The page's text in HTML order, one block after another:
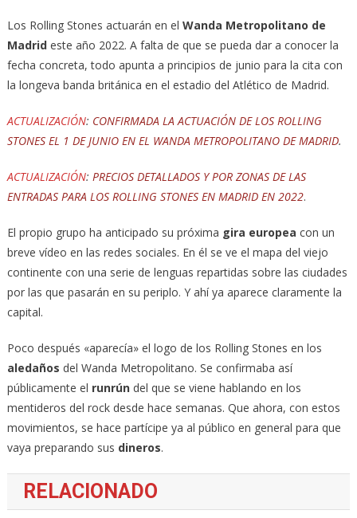
Los Rolling Stones actuarán en el Wanda Metropolitano de
Madrid este año 2022. A falta de que se pueda dar a conocer la
fecha concreta, todo apunta a principios de junio para la cita con
la longeva banda británica en el estadio del Atlético de Madrid.
ACTUALIZACIÓN: CONFIRMADA LA ACTUACIÓN DE LOS ROLLING
STONES EL 1 DE JUNIO EN EL WANDA METROPOLITANO DE MADRID.
ACTUALIZACIÓN: PRECIOS DETALLADOS Y POR ZONAS DE LAS
ENTRADAS PARA LOS ROLLING STONES EN MADRID EN 2022.
El propio grupo ha anticipado su próxima gira europea con un
breve vídeo en las redes sociales. En él se ve el mapa del viejo
continente con una serie de lenguas repartidas sobre las ciudades
por las que pasarán en su periplo. Y ahí ya aparece claramente la
capital.
Poco después «aparecía» el logo de los Rolling Stones en los
aledaños del Wanda Metropolitano. Se confirmaba así
públicamente el runrún del que se viene hablando en los
mentideros del rock desde hace semanas. Que ahora, con estos
movimientos, se hace partícipe ya al público en general para que
vaya preparando sus dineros.
RELACIONADO